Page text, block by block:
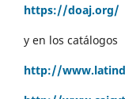
https://doaj.org/
y en los catálogos
http://